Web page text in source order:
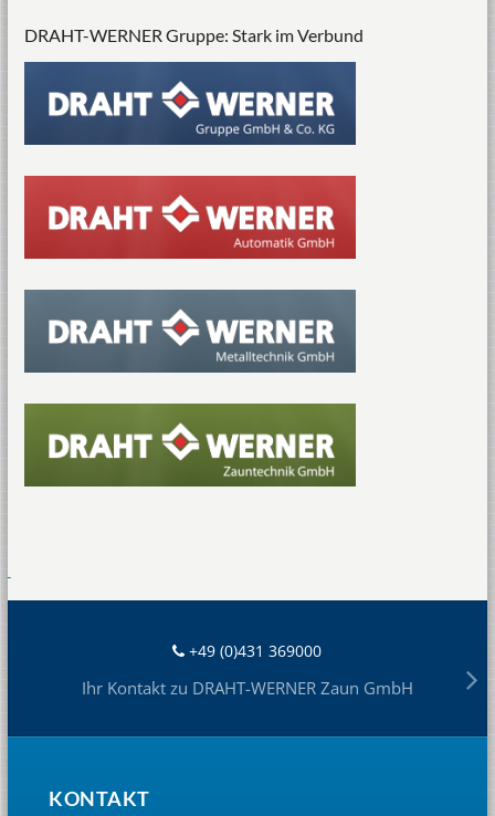
DRAHT-WERNER Gruppe: Stark im Verbund
+49 (0)431 369000
Ihr Kontakt zu DRAHT-WERNER Zaun GmbH
KONTAKT